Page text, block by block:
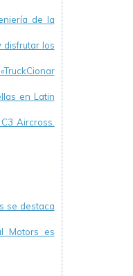
de la
disfrutar los
en Latin
Aircross.
se destaca
Motors es